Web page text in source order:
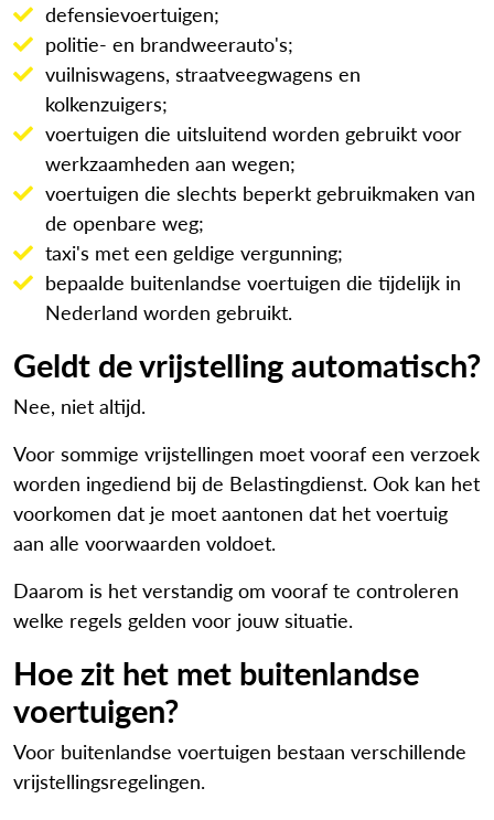
defensievoertuigen;
politie- en brandweerauto's;
vuilniswagens, straatveegwagens en
kolkenzuigers;
voertuigen die uitsluitend worden gebruikt voor
werkzaamheden aan wegen;
voertuigen die slechts beperkt gebruikmaken van
de openbare weg;
taxi's met een geldige vergunning;
bepaalde buitenlandse voertuigen die tijdelijk in
Nederland worden gebruikt.
Geldt de vrijstelling automatisch?
Nee, niet altijd.
Voor sommige vrijstellingen moet vooraf een verzoek
worden ingediend bij de Belastingdienst. Ook kan het
voorkomen dat je moet aantonen dat het voertuig
aan alle voorwaarden voldoet.
Daarom is het verstandig om vooraf te controleren
welke regels gelden voor jouw situatie.
Hoe zit het met buitenlandse
voertuigen?
Voor buitenlandse voertuigen bestaan verschillende
vrijstellingsregelingen.